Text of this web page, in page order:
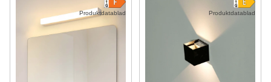
Produktdatablad Produktdatablad